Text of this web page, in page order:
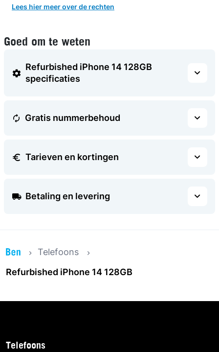
Lees hier meer over de rechten
Goed om te weten
Refurbished iPhone 14 128GB
specificaties
Gratis nummerbehoud
Tarieven en kortingen
Betaling en levering
Telefoons
Refurbished iPhone 14 128GB
Telefoons